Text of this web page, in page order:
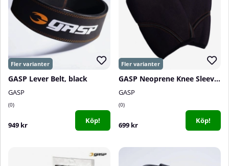
GASP Lever Belt, black
GASP
0
949 kr Köp!
GASP Neoprene Knee Sleeve, black
GASP
0
699 kr Köp!